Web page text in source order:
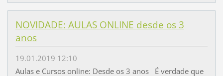
NOVIDADE: AULAS ONLINE desde os 3
anos
19.01.2019 12:10
Aulas e Cursos online: Desde os 3 anos É verdade que